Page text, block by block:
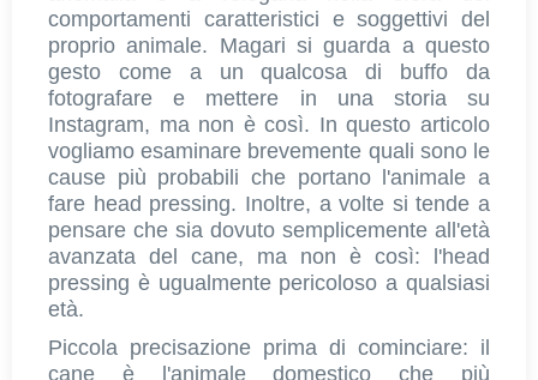
comportamenti caratteristici e soggettivi del
proprio animale. Magari si guarda a questo
gesto come a un qualcosa di buffo da
fotografare e mettere in una storia su
Instagram, ma non è così. In questo articolo
vogliamo esaminare brevemente quali sono le
cause più probabili che portano l'animale a
fare head pressing. Inoltre, a volte si tende a
pensare che sia dovuto semplicemente all'età
avanzata del cane, ma non è così: l'head
pressing è ugualmente pericoloso a qualsiasi
età.
Piccola precisazione prima di cominciare: il
cane è l'animale domestico che più